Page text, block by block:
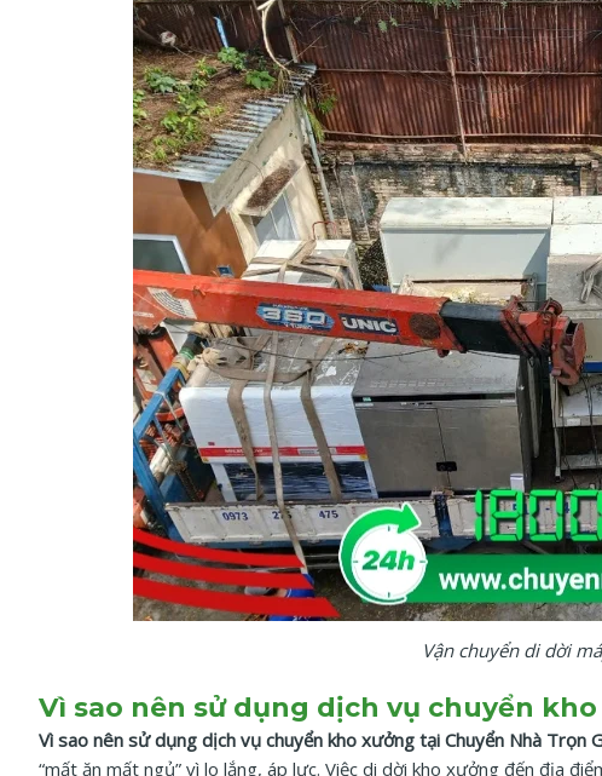
Vận chuyển di dời
Vì sao nên sử dụng dịch vụ chuyển
Vì sao nên sử dụng dịch vụ chuyển kho xưởng tại Chuyển Nhà Trọn
“mất ăn mất ngủ” vì lo lắng, áp lực. Việc di dời kho xưởng đến địa